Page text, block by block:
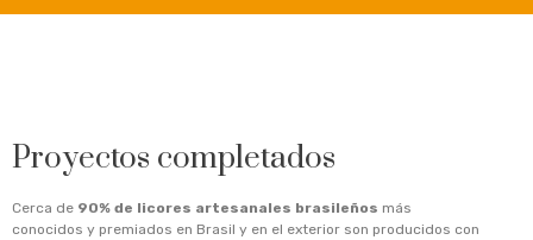
Proyectos completados
Cerca de 90% de licores artesanales brasileños más
conocidos y premiados en Brasil y en el exterior son producidos con